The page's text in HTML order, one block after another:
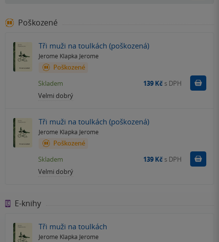
Poškozené
Tři muži na toulkách (poškozená)
Jerome Klapka Jerome
Poškozené
Velmi dobrý
Skladem 139 Kč s DPH
Tři muži na toulkách (poškozená)
Jerome Klapka Jerome
Poškozené
Velmi dobrý
Skladem 139 Kč s DPH
E-knihy
Tři muži na toulkách
Jerome Klapka Jerome